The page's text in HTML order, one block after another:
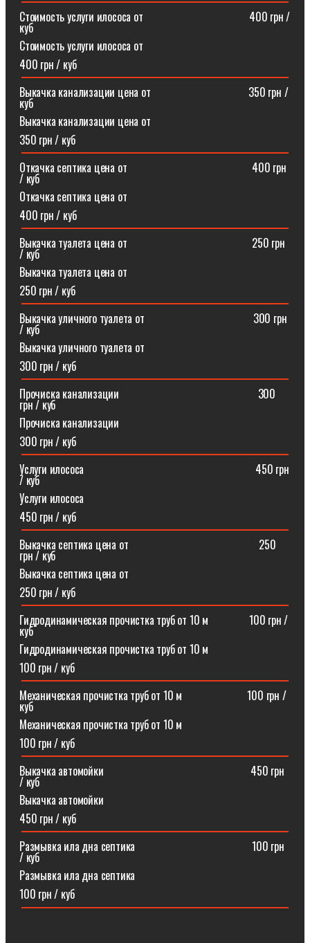
Стоимость услуги илососа от⠀⠀⠀⠀⠀⠀⠀⠀⠀⠀⠀⠀⠀400 грн /
куб
Стоимость услуги илососа от
400 грн / куб
Выкачка канализации цена от⠀⠀⠀⠀⠀⠀⠀⠀⠀⠀⠀⠀350 грн /
куб
Выкачка канализации цена от
350 грн / куб
Откачка септика цена от ⠀⠀⠀⠀⠀⠀⠀⠀⠀⠀⠀⠀⠀⠀⠀400 грн
/ куб
Откачка септика цена от
400 грн / куб
Выкачка туалета цена от ⠀⠀⠀⠀⠀⠀⠀⠀⠀⠀⠀⠀⠀⠀⠀250 грн
/ куб
Выкачка туалета цена от
250 грн / куб
Выкачка уличного туалета от ⠀⠀⠀⠀⠀⠀⠀⠀⠀⠀⠀⠀⠀300 грн
/ куб
Выкачка уличного туалета от
300 грн / куб
Прочиска канализации⠀⠀⠀⠀⠀⠀⠀⠀⠀⠀⠀⠀⠀⠀⠀⠀⠀300
грн / куб
Прочиска канализации
300 грн / куб
Услуги илососа⠀⠀⠀⠀⠀⠀⠀⠀⠀⠀⠀⠀⠀⠀⠀⠀⠀⠀⠀⠀⠀450 грн
/ куб
Услуги илососа
450 грн / куб
Выкачка септика цена от⠀⠀⠀⠀⠀⠀⠀⠀⠀⠀⠀⠀⠀⠀⠀⠀250
грн / куб
Выкачка септика цена от
250 грн / куб
Гидродинамическая прочистка труб от 10 м⠀⠀⠀⠀⠀100 грн /
куб
Гидродинамическая прочистка труб от 10 м
100 грн / куб
Механическая прочистка труб от 10 м⠀⠀⠀⠀⠀⠀⠀⠀100 грн /
куб
Механическая прочистка труб от 10 м
100 грн / куб
Выкачка автомойки⠀⠀⠀⠀⠀⠀⠀⠀⠀⠀⠀⠀⠀⠀⠀⠀⠀⠀450 грн
/ куб
Выкачка автомойки
450 грн / куб
Размывка ила дна септика ⠀⠀⠀⠀⠀⠀⠀⠀⠀⠀⠀⠀⠀⠀100 грн
/ куб
Размывка ила дна септика
100 грн / куб